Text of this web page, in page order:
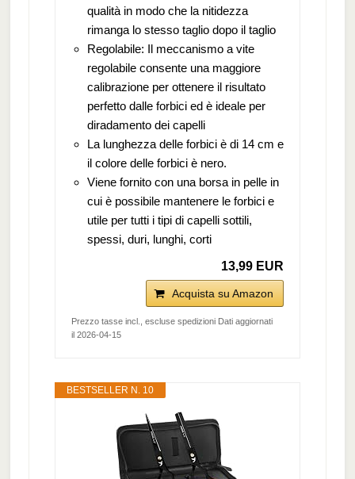
qualità in modo che la nitidezza
rimanga lo stesso taglio dopo il taglio
Regolabile: Il meccanismo a vite
regolabile consente una maggiore
calibrazione per ottenere il risultato
perfetto dalle forbici ed è ideale per
diradamento dei capelli
La lunghezza delle forbici è di 14 cm e
il colore delle forbici è nero.
Viene fornito con una borsa in pelle in
cui è possibile mantenere le forbici e
utile per tutti i tipi di capelli sottili,
spessi, duri, lunghi, corti
13,99 EUR
Acquista su Amazon
Prezzo tasse incl., escluse spedizioni Dati aggiornati
il 2026-04-15
BESTSELLER N. 10